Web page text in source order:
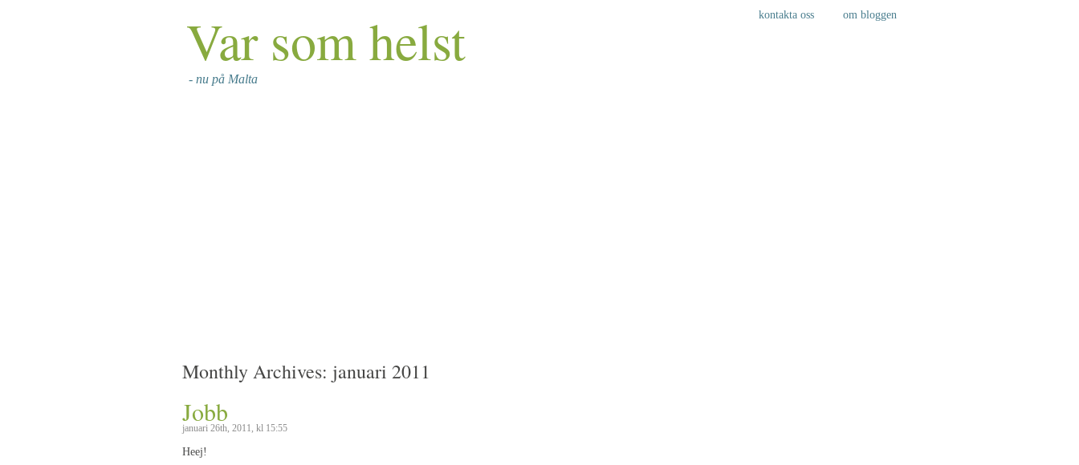
kontakta oss om bloggen
Var som helst
- nu på Malta
Monthly Archives: januari 2011
Jobb
januari 26th, 2011, kl 15:55
Heej!